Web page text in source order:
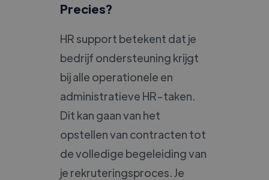
Precies?
HR support betekent dat je
bedrijf ondersteuning krijgt
bij alle operationele en
administratieve HR-taken.
Dit kan gaan van het
opstellen van contracten tot
de volledige begeleiding van
je rekruteringsproces. Je